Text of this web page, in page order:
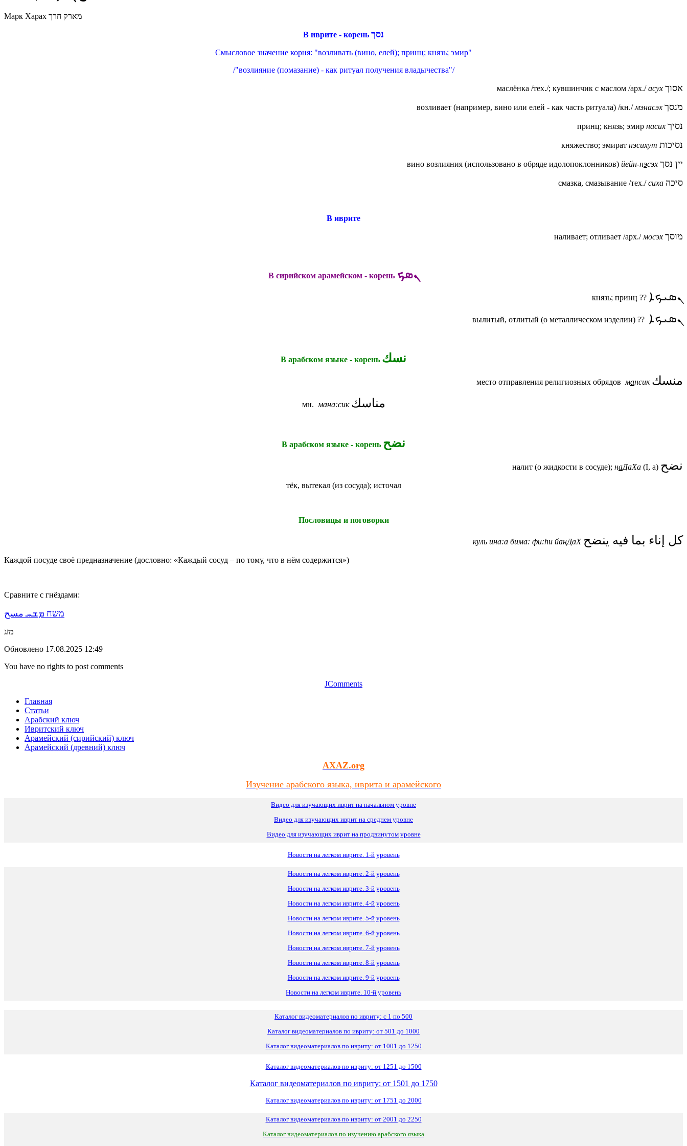
Марк Харах מארק חרך
В иврите - корень נסך
Смысловое значение корня: "возливать (вино, елей); принц; князь; эмир"
/"возлияние (помазание) - как ритуал получения владычества"/
маслёнка /тех./; кувшинчик с маслом /арх./асух אסוך
возливает (например, вино или елей - как часть ритуала) /кн./ мэнасэх מנסך
принц; князь; эмир насих נסיך
княжество; эмират нэсихут נסיכות
вино возлияния (использовано в обряде идолопоклонников) йейн-нэсэх יין נסך
смазка, смазывание /тех./сиха סיכה
В иврите
наливает; отливает /арх./ мосэх מוסך
В сирийском арамейском - корень ܢܣܟ
князь; принц ?? ܢܣܝܟܐ
вылитый, отлитый (о металлическом изделии) ?? ܢܣܝܟܐ
В арабском языке - корень نسك
место отправления религиозных обрядов мансик منسك
мн. мана:сик مناسك
В арабском языке - корень نضح
налит (о жидкости в сосуде); наДаХа (I, а) نضح
тёк, вытекал (из сосуда); источал
Пословицы и поговорки
куль ина:а бима: фи:hи йанДаХ كل إناء بما فيه ينضح
Каждой посуде своё предназначение (дословно: «Каждый сосуд – по тому, что в нём содержится»)
Сравните с гнёздами:
משח ܡܫܚ مسح
מזג
Обновлено 17.08.2025 12:49
You have no rights to post comments
JComments
Главная
Статьи
Арабский ключ
Ивритский ключ
Арамейский (сирийский) ключ
Арамейский (древний) ключ
AXAZ.org
Изучение арабского языка, иврита и арамейского
Видео для изучающих иврит на начальном уровне
Видео для изучающих иврит на среднем уровне
Видео для изучающих иврит на продвинутом уровне
Новости на легком иврите. 1-й уровень
Новости на легком иврите. 2-й уровень
Новости на легком иврите. 3-й уровень
Новости на легком иврите. 4-й уровень
Новости на легком иврите. 5-й уровень
Новости на легком иврите. 6-й уровень
Новости на легком иврите. 7-й уровень
Новости на легком иврите. 8-й уровень
Новости на легком иврите. 9-й уровень
Новости на легком иврите. 10-й уровень
Каталог видеоматериалов по ивриту: с 1 по 500
Каталог видеоматериалов по ивриту: от 501 до 1000
Каталог видеоматериалов по ивриту: от 1001 до 1250
Каталог видеоматериалов по ивриту: от 1251 до 1500
Каталог видеоматериалов по ивриту: от 1501 до 1750
Каталог видеоматериалов по ивриту: от 1751 до 2000
Каталог видеоматериалов по ивриту: от 2001 до 2250
Каталог видеоматериалов по изучению арабского языка